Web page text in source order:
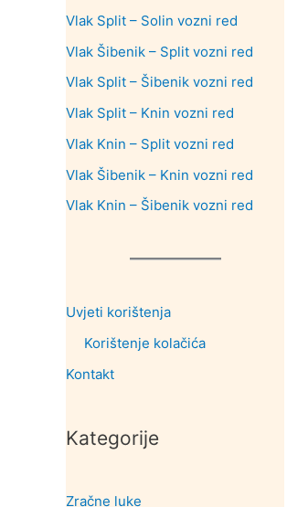
Vlak Split – Solin vozni red
Vlak Šibenik – Split vozni red
Vlak Split – Šibenik vozni red
Vlak Split – Knin vozni red
Vlak Knin – Split vozni red
Vlak Šibenik – Knin vozni red
Vlak Knin – Šibenik vozni red
Uvjeti korištenja
Korištenje kolačića
Kontakt
Kategorije
Zračne luke